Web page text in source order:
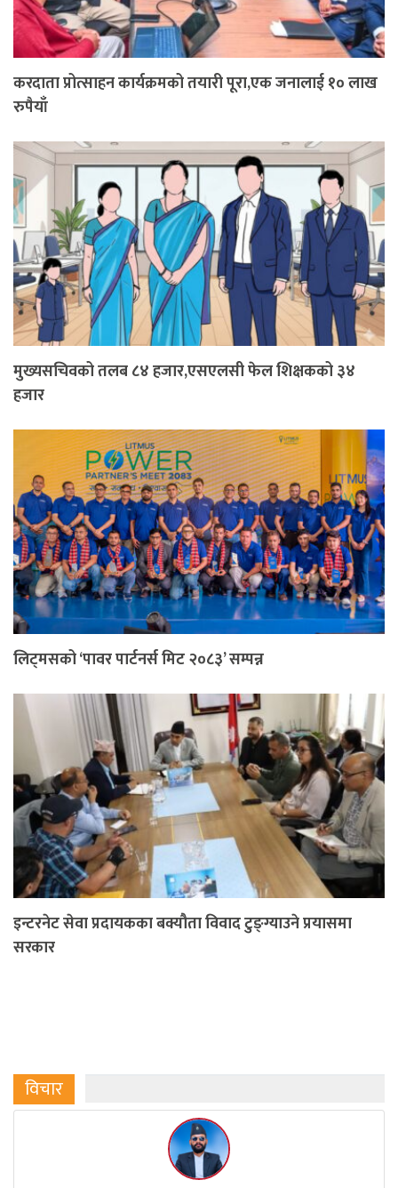
करदाता प्रोत्साहन कार्यक्रमको तयारी पूरा,एक जनालाई १० लाख
रुपैयाँ
मुख्यसचिवको तलब ८४ हजार,एसएलसी फेल शिक्षकको ३४
हजार
लिट्मसको ‘पावर पार्टनर्स मिट २०८३’ सम्पन्न
इन्टरनेट सेवा प्रदायकका बक्यौता विवाद टुङ्ग्याउने प्रयासमा
सरकार
विचार